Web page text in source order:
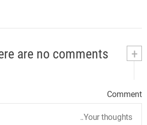
+
Comment